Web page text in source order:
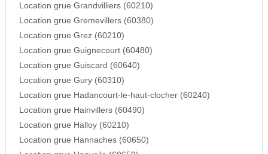
Location grue Grandvilliers (60210)
Location grue Gremevillers (60380)
Location grue Grez (60210)
Location grue Guignecourt (60480)
Location grue Guiscard (60640)
Location grue Gury (60310)
Location grue Hadancourt-le-haut-clocher (60240)
Location grue Hainvillers (60490)
Location grue Halloy (60210)
Location grue Hannaches (60650)